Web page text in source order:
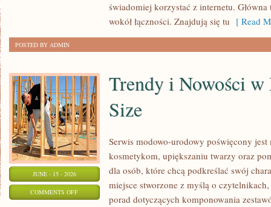
świadomiej korzystać z internetu.
wokół łączności. Znajdują się tu [ Read
POSTED BY ADMIN
JUNE - 15 - 2026
COMMENTS OFFON
Trendy i Nowości w
Size
Serwis modowo-urodowy poświęcony
kosmetykom, upiększaniu twarzy oraz
dla osób, które chcą podkreślać swój
miejsce stworzone z myślą o
porad dotyczących komponowania